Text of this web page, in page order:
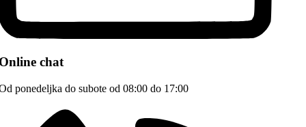
chat
ponedeljka do subote od 08:00 do 17:00